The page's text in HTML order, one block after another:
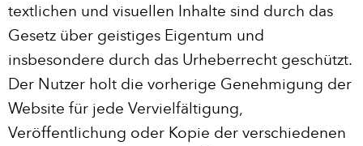
textlichen und visuellen Inhalte sind durch das
Gesetz über geistiges Eigentum und
insbesondere durch das Urheberrecht geschützt.
Der Nutzer holt die vorherige Genehmigung der
Website für jede Vervielfältigung,
Veröffentlichung oder Kopie der verschiedenen